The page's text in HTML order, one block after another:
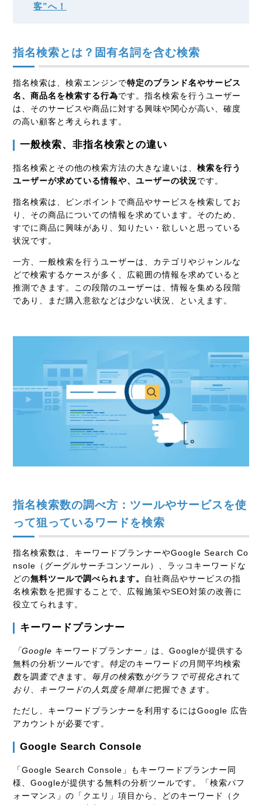
客”へ！
指名検索とは？固有名詞を含む検索
指名検索は、検索エンジンで特定のブランド名やサービス
名、商品名を検索する行為です。指名検索を行うユーザー
は、そのサービスや商品に対する興味や関心が高い、確度
の高い顧客と考えられます。
一般検索、非指名検索との違い
指名検索とその他の検索方法の大きな違いは、検索を行う
ユーザーが求めている情報や、ユーザーの状況です。
指名検索は、ピンポイントで商品やサービスを検索してお
り、その商品についての情報を求めています。そのため、
すでに商品に興味があり、知りたい・欲しいと思っている
状況です。
一方、一般検索を行うユーザーは、カテゴリやジャンルな
どで検索するケースが多く、広範囲の情報を求めていると
推測できます。この段階のユーザーは、情報を集める段階
であり、まだ購入意欲などは少ない状況、といえます。
指名検索数の調べ方：ツールやサービスを使
って狙っているワードを検索
指名検索数は、キーワードプランナーやGoogle Search Co
nsole（グーグルサーチコンソール）、ラッコキーワードな
どの無料ツールで調べられます。
自社商品やサービスの指
名検索数を把握することで、広報施策やSEO対策の改善に
役立てられます。
キーワードプランナー
「Google キーワードプランナー 」 は、Googleが提供する
無料の分析ツールです。 特定のキーワード の月間平均検索
数を調 査でき ます。 毎月の検索数がグラフ で可視化されて
おり、 キーワードの人気度を簡単に把握でき ます。
ただし、キーワードプランナーを利用するにはGoogle 広告
アカウントが必要です。
Google Search Console
「Google Search Console」もキーワードプランナー同
様、Googleが提供する無料の分析ツールです。「検索パフ
ォーマンス」の「クエリ」項目から、どのキーワード（ク